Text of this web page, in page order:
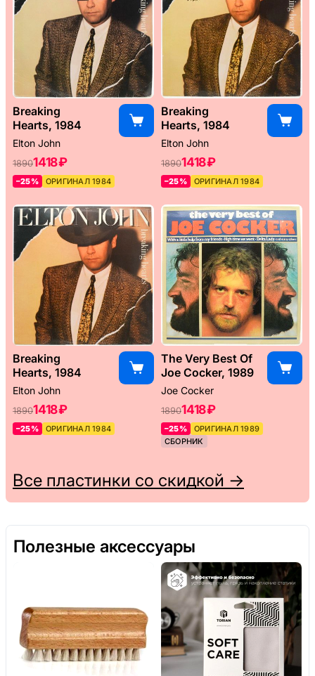
Breaking
Hearts, 1984
Elton John
18901418 ₽
–25% ОРИГИНАЛ 1984
Breaking
Hearts, 1984
Elton John
18901418 ₽
–25% ОРИГИНАЛ 1984
Breaking
Hearts, 1984
Elton John
18901418 ₽
–25% ОРИГИНАЛ 1984
The Very Best Of
Joe Cocker, 1989
Joe Cocker
18901418 ₽
–25%
ОРИГИНАЛ 1989
СБОРНИК
Все пластинки со скидкой →
Полезные аксессуары